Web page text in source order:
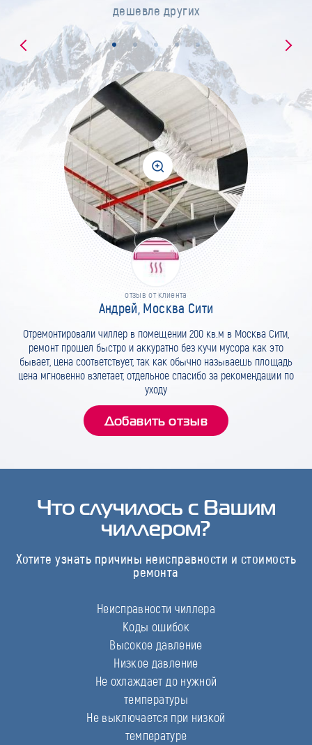
дешевле других
отзыв от клиента
Андрей, Москва Сити
Отремонтировали чиллер в помещении 200 кв.м в Москва Сити,
ремонт прошел быстро и аккуратно без кучи мусора как это
бывает, цена соответствует, так как обычно называешь площадь
цена мгновенно взлетает, отдельное спасибо за рекомендации по
уходу
Добавить отзыв
Что случилось с Вашим
чиллером?
Хотите узнать причины неисправности и стоимость
ремонта
Неисправности чиллера
Коды ошибок
Высокое давление
Низкое давление
Не охлаждает до нужной
температуры
Не выключается при низкой
температуре